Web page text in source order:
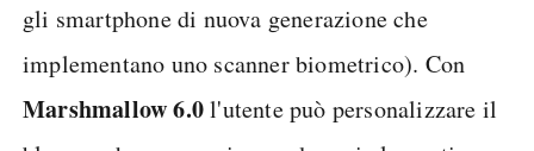
gli smartphone di nuova generazione che
implementano uno scanner biometrico). Con
Marshmallow 6.0l'utente può personalizzare il